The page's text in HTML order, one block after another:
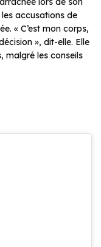
accusations de
« C’est mon corps,
», dit-elle. Elle
malgré les conseils